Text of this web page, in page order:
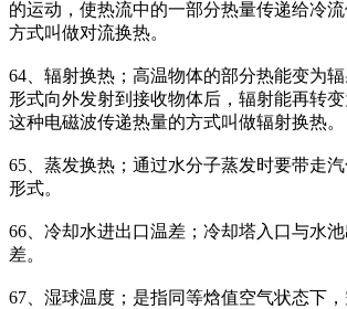
的运动，使热流中的一部分热量传递给冷
方式叫做对流换热。
64、辐射换热；高温物体的部分热能变为
形式向外发射到接收物体后，辐射能再转变
这种电磁波传递热量的方式叫做辐射换热。
65、蒸发换热；通过水分子蒸发时要带走
形式。
66、冷却水进出口温差；冷却塔入口与水
差。
67、湿球温度；是指同等焓值空气状态下